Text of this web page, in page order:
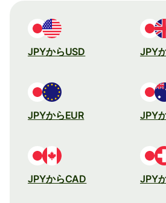
JPYからUSD JPY
JPYからEUR JPY
JPYからCAD JPY